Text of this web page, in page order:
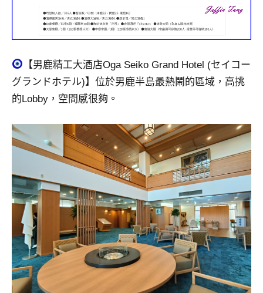
【男鹿精工大酒店Oga Seiko Grand Hotel (セイコー
グランドホテル)】位於男鹿半島最熱鬧的區域，高挑
的Lobby，空間感很夠。